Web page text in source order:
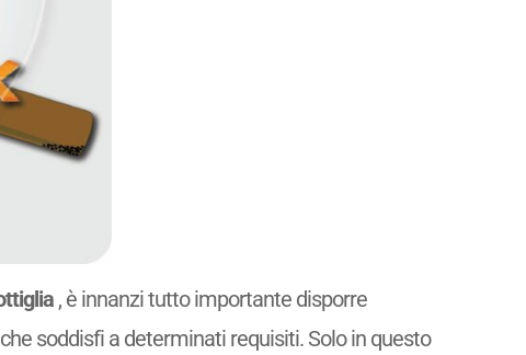
, è innanzi tutto importante disporre
soddisfi a determinati requisiti. Solo in questo